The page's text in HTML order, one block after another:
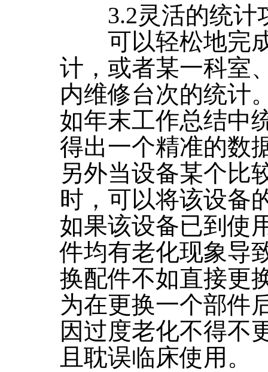
3.2灵活的统计
可以轻松地完成
计，或者某一科室
内维修台次的统计
如年末工作总结中
得出一个精准的数
另外当设备某个比
时，可以将该设备
如果该设备已到使
件均有老化现象导
换配件不如直接更
为在更换一个部件
因过度老化不得不
且耽误临床使用。